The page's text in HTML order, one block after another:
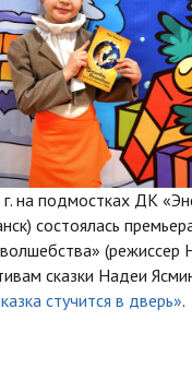
на подмостках ДК
состоялась
(режиссер
сказки Надеи
стучится в дверь».